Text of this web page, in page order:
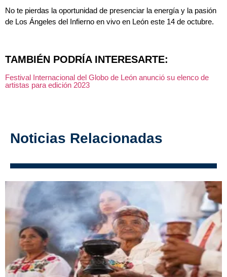
No te pierdas la oportunidad de presenciar la energía y la pasión
de Los Ángeles del Infierno en vivo en León este 14 de octubre.
TAMBIÉN PODRÍA INTERESARTE:
Festival Internacional del Globo de León anunció su elenco de
artistas para edición 2023
Noticias Relacionadas